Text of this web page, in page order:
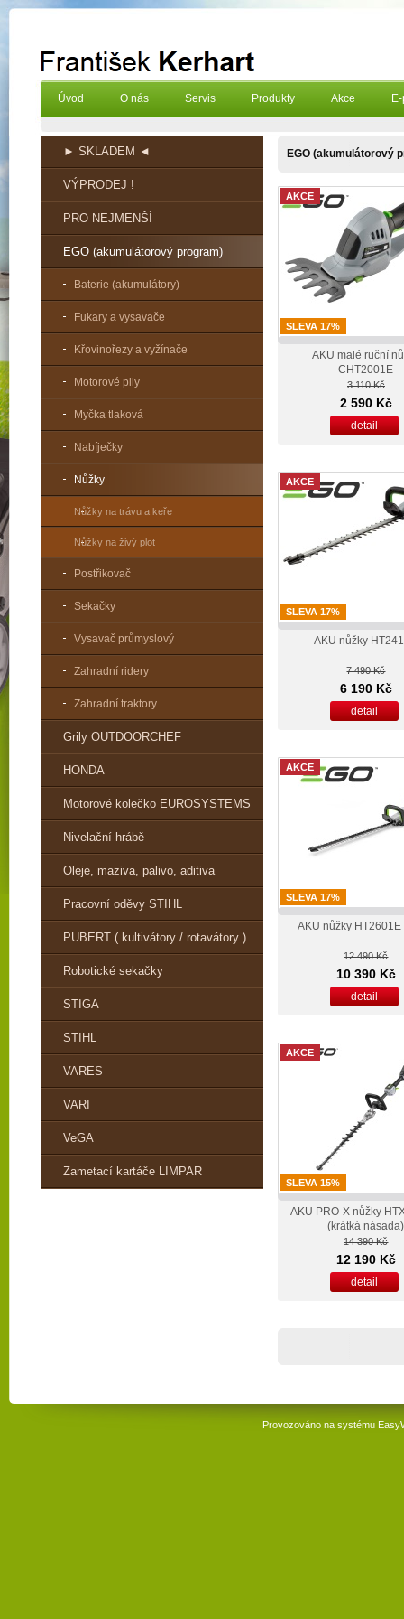
Úvod O nás Servis Produkty Akce
► SKLADEM ◄
VÝPRODEJ !
PRO NEJMENŠÍ
EGO (akumulátorový program)
Baterie (akumulátory)
Fukary a vysavače
Křovinořezy a vyžínače
Motorové pily
Myčka tlaková
Nabíječky
Nůžky
Nůžky na trávu a keře
Nůžky na živý plot
Postřikovač
Sekačky
Vysavač průmyslový
Zahradní ridery
Zahradní traktory
Grily OUTDOORCHEF
HONDA
Motorové kolečko EUROSYSTEMS
Nivelační hrábě
Oleje, maziva, palivo, aditiva
Pracovní oděvy STIHL
PUBERT ( kultivátory / rotavátory )
Robotické sekačky
STIGA
STIHL
VARES
VARI
VeGA
Zametací kartáče LIMPAR
EGO (akumulátorový
SLEVA 17%
AKCE
AKU malé ruční
CHT2001E
3 110 Kč
2 590 Kč
detail
SLEVA 17%
AKCE
AKU nůžky
7 490 Kč
6 190 Kč
detail
SLEVA 17%
AKCE
AKU nůžky HT2601E
12 490 Kč
10 390 Kč
detail
SLEVA 15%
AKCE
AKU PRO-X nůžky
(krátká násada)
14 390 Kč
12 190 Kč
detail
Provozováno na systému